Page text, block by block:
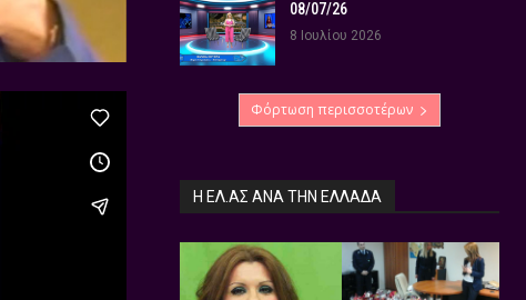
08/07/26
8 Ιουλίου 2026
Φόρτωση περισσοτέρων
Η ΕΛ.ΑΣ ΑΝΆ ΤΗΝ ΕΛΛΆΔΑ